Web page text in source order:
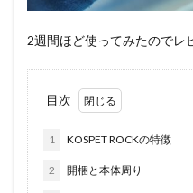
2週間ほど使ってみたのでレ
目次
1 KOSPET ROCKの特徴
2 開梱と本体周り